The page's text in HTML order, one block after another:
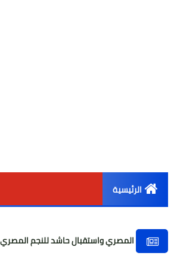
الرئيسية
أخبار مصر واستقبال حاشد للنجم المصري